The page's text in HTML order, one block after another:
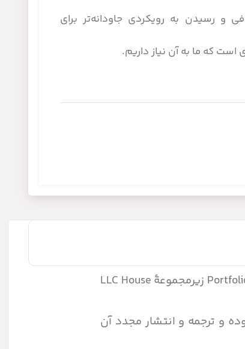
و رسیدن به رویکردی جاودانه‌تر برای
است که ما به آن نیاز داریم.
را با خرید حق انحصاری ترجمه و انتشار در ایران از ناشر اصلی Portfolio زیرمجموعۀ LLC House
و ترجمه و انتشار مجدد آن